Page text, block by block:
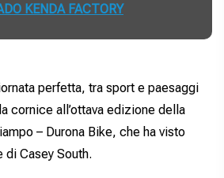
KENDA FACTORY
perfetta, tra sport e paesaggi
cornice all’ottava edizione della
– Durona Bike, che ha visto
di Casey South.